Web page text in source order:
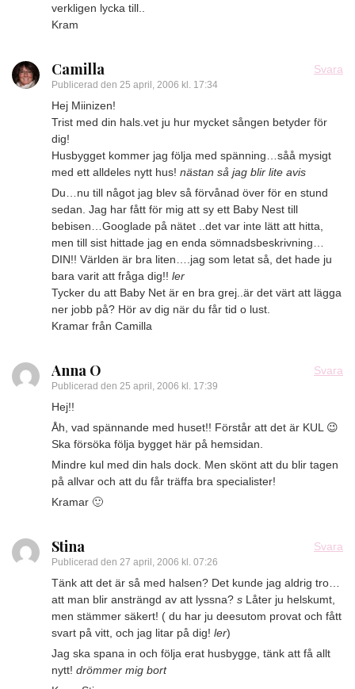
verkligen lycka till..
Kram
Camilla
Publicerad den 25 april, 2006 kl. 17:34
Svara
Hej Miinizen!
Trist med din hals.vet ju hur mycket sången betyder för
dig!
Husbygget kommer jag följa med spänning…såå mysigt
med ett alldeles nytt hus! nästan så jag blir lite avis
Du…nu till något jag blev så förvånad över för en stund
sedan. Jag har fått för mig att sy ett Baby Nest till
bebisen…Googlade på nätet ..det var inte lätt att hitta,
men till sist hittade jag en enda sömnadsbeskrivning…
DIN!! Världen är bra liten….jag som letat så, det hade ju
bara varit att fråga dig!! ler
Tycker du att Baby Net är en bra grej..är det värt att lägga
ner jobb på? Hör av dig när du får tid o lust.
Kramar från Camilla
Anna O
Publicerad den 25 april, 2006 kl. 17:39
Svara
Hej!!
Åh, vad spännande med huset!! Förstår att det är KUL 😉
Ska försöka följa bygget här på hemsidan.
Mindre kul med din hals dock. Men skönt att du blir tagen
på allvar och att du får träffa bra specialister!
Kramar 🙂
Stina
Publicerad den 27 april, 2006 kl. 07:26
Svara
Tänk att det är så med halsen? Det kunde jag aldrig tro…
att man blir ansträngd av att lyssna? s Låter ju helskumt,
men stämmer säkert! ( du har ju deesutom provat och fått
svart på vitt, och jag litar på dig! ler)
Jag ska spana in och följa erat husbygge, tänk att få allt
nytt! drömmer mig bort